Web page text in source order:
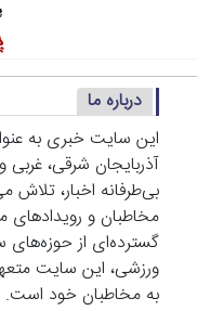
درباره ما
این سایت خبری به
آذربایجان شرقی، غربی
بی‌طرفانه اخبار، تلاش
مخاطبان و
گسترده‌ای از حوزه‌های
ورزشی، این سایت
به مخاطبان خود است.